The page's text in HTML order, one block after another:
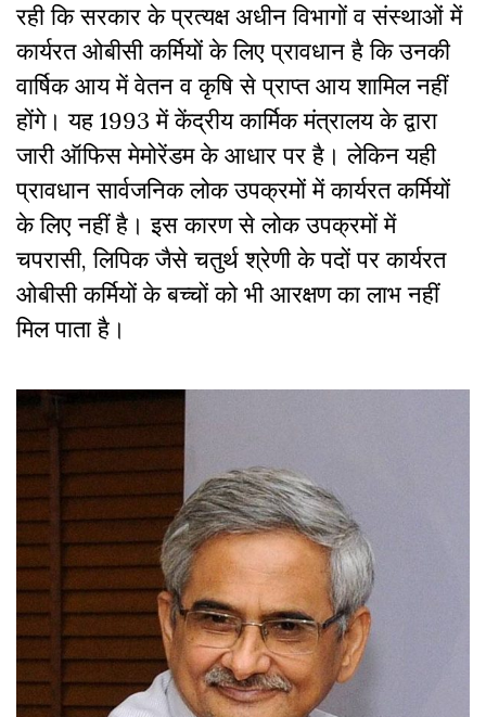
रही कि सरकार के प्रत्यक्ष अधीन विभागों व संस्थाओं में
कार्यरत ओबीसी कर्मियों के लिए प्रावधान है कि उनकी
वार्षिक आय में वेतन व कृषि से प्राप्त आय शामिल नहीं
होंगे। यह 1993 में केंद्रीय कार्मिक मंत्रालय के द्वारा
जारी ऑफिस मेमोरेंडम के आधार पर है। लेकिन यही
प्रावधान सार्वजनिक लोक उपक्रमों में कार्यरत कर्मियों
के लिए नहीं है। इस कारण से लोक उपक्रमों में
चपरासी, लिपिक जैसे चतुर्थ श्रेणी के पदों पर कार्यरत
ओबीसी कर्मियों के बच्चों को भी आरक्षण का लाभ नहीं
मिल पाता है।